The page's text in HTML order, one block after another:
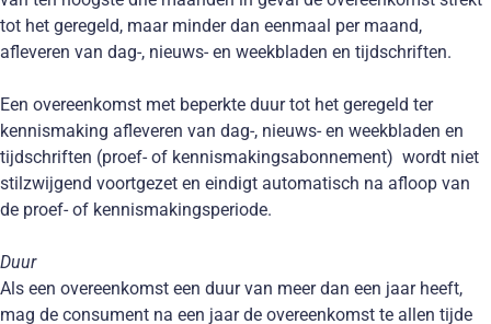
tot het geregeld, maar minder dan eenmaal per maand,
afleveren van dag-, nieuws- en weekbladen en tijdschriften.
Een overeenkomst met beperkte duur tot het geregeld ter
kennismaking afleveren van dag-, nieuws- en weekbladen en
tijdschriften (proef- of kennismakingsabonnement) wordt niet
stilzwijgend voortgezet en eindigt automatisch na afloop van
de proef- of kennismakingsperiode.
Duur
Als een overeenkomst een duur van meer dan een jaar heeft,
mag de consument na een jaar de overeenkomst te allen tijde